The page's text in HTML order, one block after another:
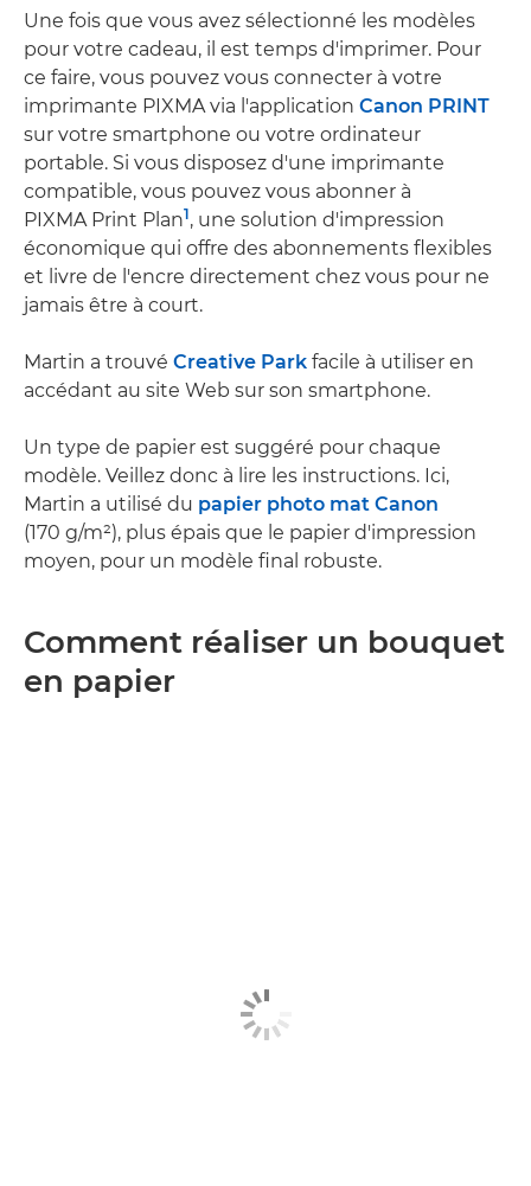
Une fois que vous avez sélectionné les modèles
pour votre cadeau, il est temps d'imprimer. Pour
ce faire, vous pouvez vous connecter à votre
imprimante PIXMA via l'application Canon PRINT
sur votre smartphone ou votre ordinateur
portable. Si vous disposez d'une imprimante
compatible, vous pouvez vous abonner à
PIXMA Print Plan1, une solution d'impression
économique qui offre des abonnements flexibles
et livre de l'encre directement chez vous pour ne
jamais être à court.
Martin a trouvé Creative Park facile à utiliser en
accédant au site Web sur son smartphone.
Un type de papier est suggéré pour chaque
modèle. Veillez donc à lire les instructions. Ici,
Martin a utilisé du papier photo mat Canon
(170 g/m²), plus épais que le papier d'impression
moyen, pour un modèle final robuste.
Comment réaliser un bouquet
en papier